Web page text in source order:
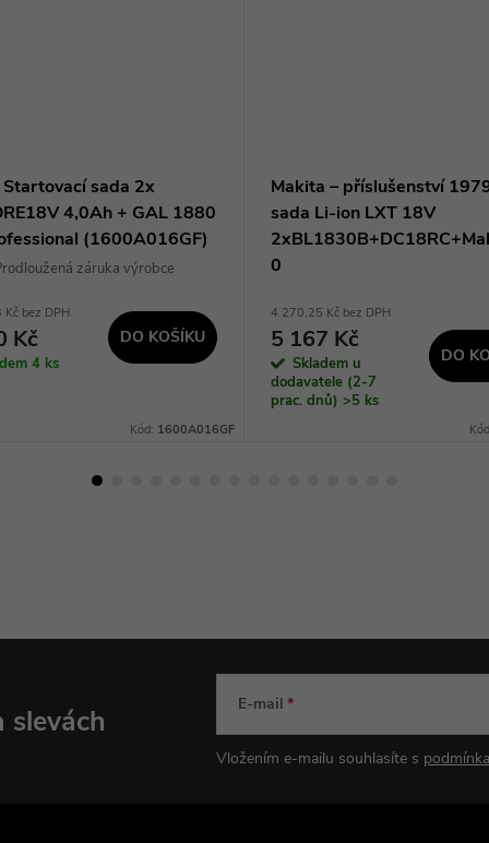
Startovací sada 2x
4,0Ah + GAL 1880
(1600A016GF)
záruka výrobce
bez DPH
Kč
4 ks
DO KOŠÍKU
Kód: 1600A016GF
Makita – příslušenství
sada Li-ion LXT 18V
0
4 270,25 Kč bez DPH
5 167 Kč
Skladem u
dodavatele (2-7
prac. dnů) >5 ks
DO
slevách E-mail
Vložením e-mailu souhlasíte s